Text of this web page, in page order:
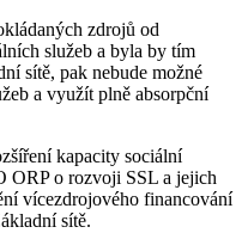
zdrojů od
služeb a byla by tím
sítě, pak nebude možné
a využít plně absorpční
kapacity sociální
ORP o rozvoji SSL a jejich
vícezdrojového financování
sítě.